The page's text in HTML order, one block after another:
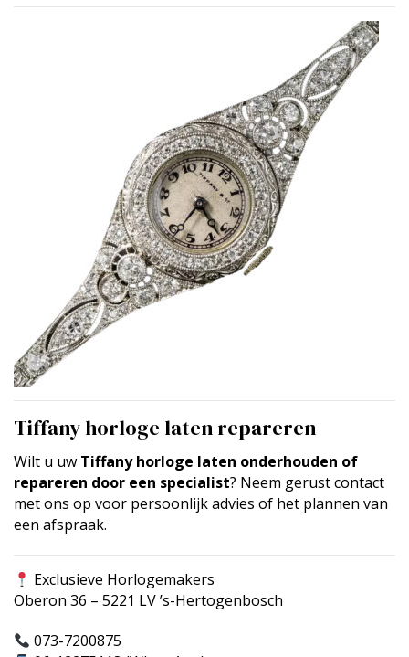
Tiffany horloge laten repareren
Wilt u uw Tiffany horloge laten onderhouden of
repareren door een specialist? Neem gerust contact
met ons op voor persoonlijk advies of het plannen van
een afspraak.
Exclusieve Horlogemakers
Oberon 36 – 5221 LV ’s-Hertogenbosch
073-7200875